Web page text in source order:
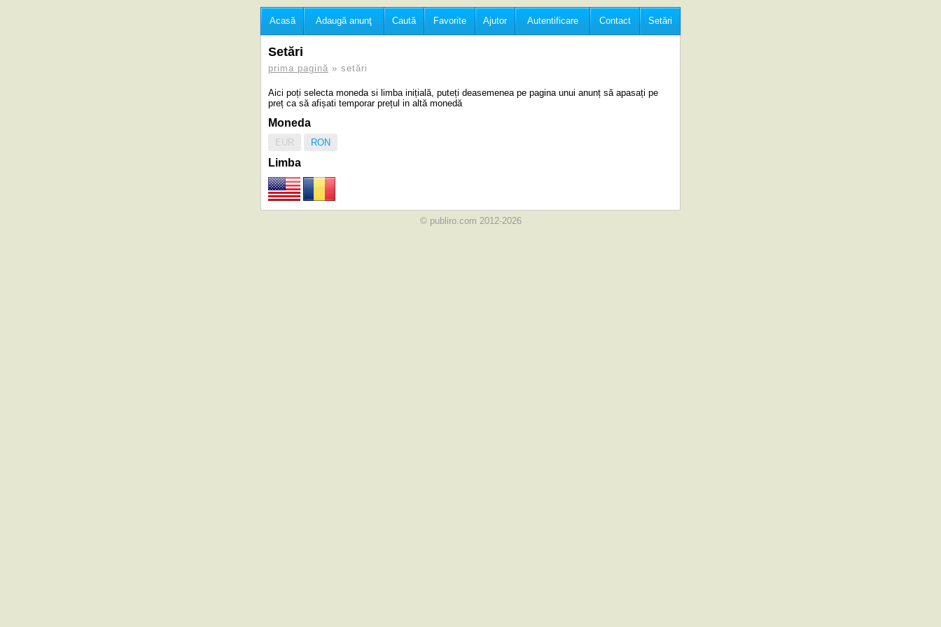
Acasă Adaugă anunţ Caută Favorite Ajutor Autentificare Contact Setări
Setări
prima pagină » setări
Aici poți selecta moneda si limba inițială, puteți deasemenea pe pagina unui anunț să apasați pe
preț ca să afișati temporar prețul in altă monedă
Moneda
EUR RON
Limba
© publiro.com 2012-2026